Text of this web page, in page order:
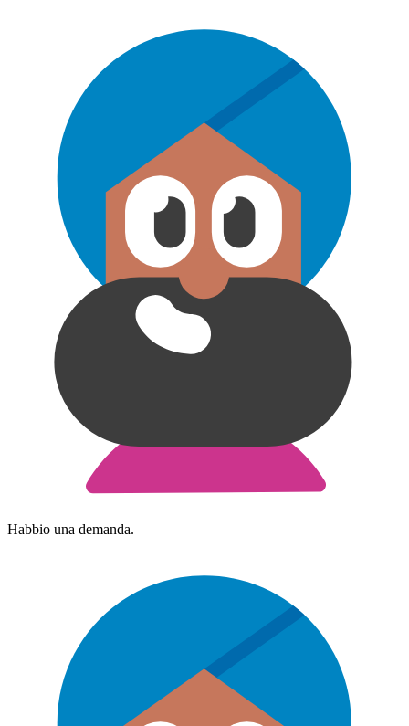
Habbio una demanda.